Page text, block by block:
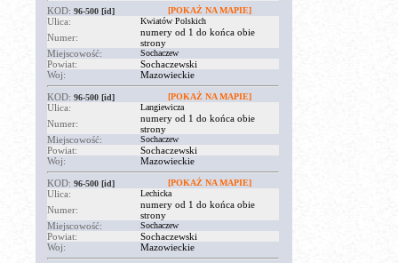
KOD: 96-500 [id] [POKAŻ NA MAPIE]
Ulica: Kwiatów Polskich
Numer:
numery od 1 do końca obie
strony
Miejscowość:
Sochaczew
Powiat:
Sochaczewski
Woj:
Mazowieckie
KOD: 96-500 [id] [POKAŻ NA MAPIE]
Ulica: Langiewicza
Numer:
numery od 1 do końca obie
strony
Miejscowość:
Sochaczew
Powiat:
Sochaczewski
Woj:
Mazowieckie
KOD: 96-500 [id] [POKAŻ NA MAPIE]
Ulica: Lechicka
Numer:
numery od 1 do końca obie
strony
Miejscowość:
Sochaczew
Powiat:
Sochaczewski
Woj:
Mazowieckie